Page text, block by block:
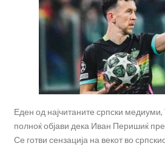
Еден од најчитаните српски
полноќ објави дека Иван Перишиќ
Се готви сензација на векот во